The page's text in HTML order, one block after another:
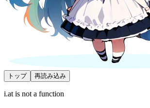
トップ 再読み込み
i.at is not a function